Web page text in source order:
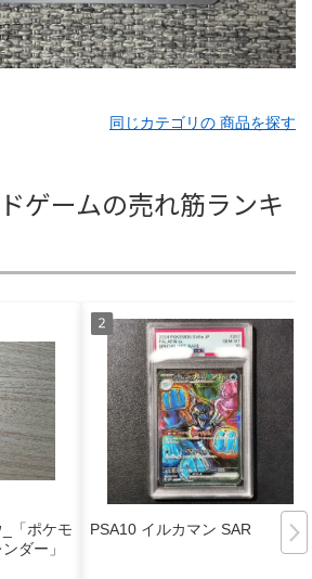
同じカテゴリの 商品を探す
ゲームの売れ筋ランキ
「ポケモ
ダー」
PSA10 イルカマン SAR